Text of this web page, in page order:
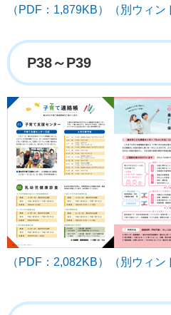
（PDF：1,879KB）（別ウィン
P38～P39
（PDF：2,082KB）（別ウィン